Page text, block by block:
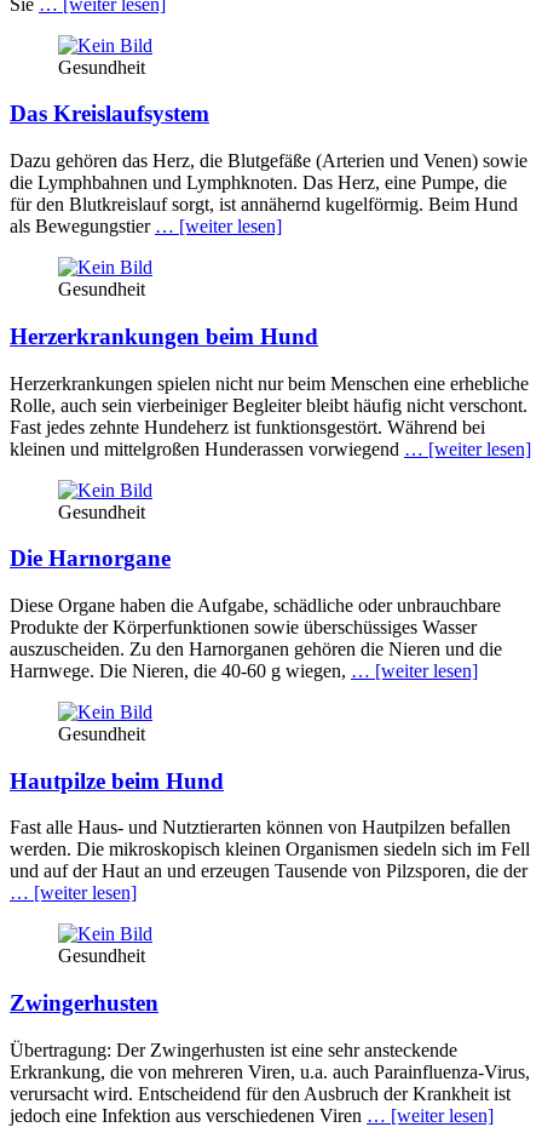
Gesundheit
Das Kreislaufsystem
Dazu gehören das Herz, die Blutgefäße (Arterien und Venen) sowie
die Lymphbahnen und Lymphknoten. Das Herz, eine Pumpe, die
für den Blutkreislauf sorgt, ist annähernd kugelförmig. Beim Hund
als Bewegungstier … [weiter lesen]
Gesundheit
Herzerkrankungen beim Hund
Herzerkrankungen spielen nicht nur beim Menschen eine erhebliche
Rolle, auch sein vierbeiniger Begleiter bleibt häufig nicht verschont.
Fast jedes zehnte Hundeherz ist funktionsgestört. Während bei
kleinen und mittelgroßen Hunderassen vorwiegend … [weiter lesen]
Gesundheit
Die Harnorgane
Diese Organe haben die Aufgabe, schädliche oder unbrauchbare
Produkte der Körperfunktionen sowie überschüssiges Wasser
auszuscheiden. Zu den Harnorganen gehören die Nieren und die
Harnwege. Die Nieren, die 40-60 g wiegen, … [weiter lesen]
Gesundheit
Hautpilze beim Hund
Fast alle Haus- und Nutztierarten können von Hautpilzen befallen
werden. Die mikroskopisch kleinen Organismen siedeln sich im Fell
und auf der Haut an und erzeugen Tausende von Pilzsporen, die der
… [weiter lesen]
Gesundheit
Zwingerhusten
Übertragung: Der Zwingerhusten ist eine sehr ansteckende
Erkrankung, die von mehreren Viren, u.a. auch Parainfluenza-Virus,
verursacht wird. Entscheidend für den Ausbruch der Krankheit ist
jedoch eine Infektion aus verschiedenen Viren … [weiter lesen]